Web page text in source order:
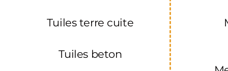
Tuiles terre cuite
Tuiles beton